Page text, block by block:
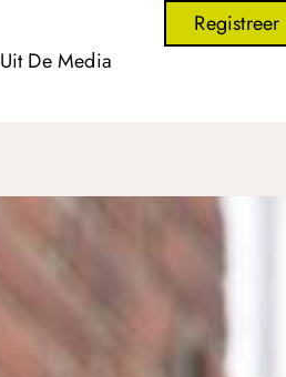
Uit De Media
Registreer